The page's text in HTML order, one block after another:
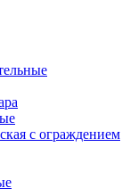
с ограждением